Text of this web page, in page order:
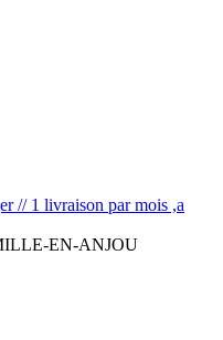
// 1 livraison par mois ,a
EN-ANJOU